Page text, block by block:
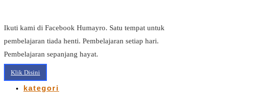
Ikuti kami di Facebook Humayro. Satu tempat untuk
pembelajaran tiada henti. Pembelajaran setiap hari.
Pembelajaran sepanjang hayat.
Klik Disini
kategori